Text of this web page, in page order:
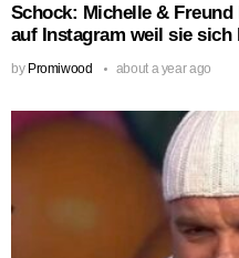
Schock: Michelle &
auf Instagram weil sie sich
by Promiwood about a year ago